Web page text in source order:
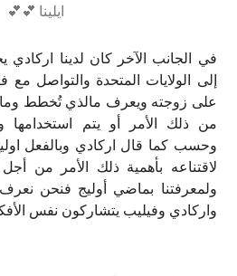
ايلينا 💕💕
في الجانب الآخر كان لدينا اركادي
إلى الولايات المتحدة والتواصل مع
على زوجته ويعرف مالذي تُخطط
من ذلك الأمر أو يتم استخدامها
وحسب كما قال اركادي وبالفعل
لاقتناعه بأهمية ذلك الأمر من
ولمعرفتنا بماضي أوليج فنحن
واركادي وفيليب يتشاركون نفس